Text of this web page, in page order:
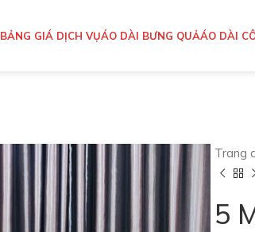
BẢNG GIÁ DỊCH VỤÁO DÀI BƯNG QUẢÁO DÀI
Trang
5